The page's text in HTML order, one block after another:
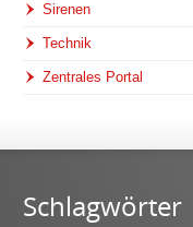
Sirenen
Technik
Zentrales Portal
Schlagwörter